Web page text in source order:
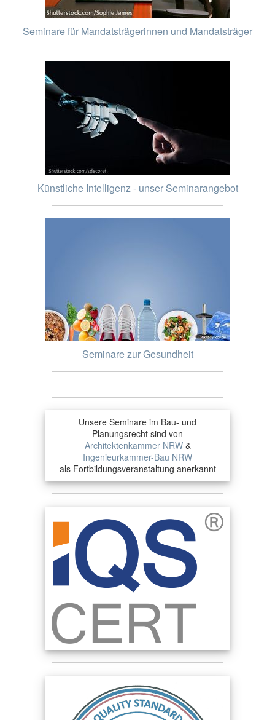
Seminare für Mandatsträgerinnen und Mandatsträger
Künstliche Intelligenz - unser Seminarangebot
Seminare zur Gesundheit
Unsere Seminare im Bau- und
Planungsrecht sind von
Architektenkammer NRW&
Ingenieurkammer-Bau NRW
als Fortbildungsveranstaltung anerkannt